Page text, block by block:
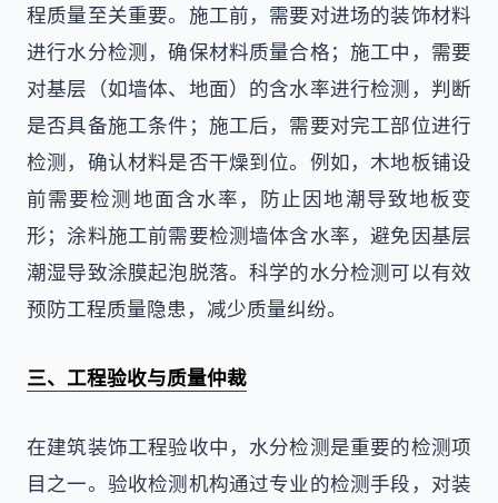
程质量至关重要。施工前，需要对进场的装饰材料
进行水分检测，确保材料质量合格；施工中，需要
对基层（如墙体、地面）的含水率进行检测，判断
是否具备施工条件；施工后，需要对完工部位进行
检测，确认材料是否干燥到位。例如，木地板铺设
前需要检测地面含水率，防止因地潮导致地板变
形；涂料施工前需要检测墙体含水率，避免因基层
潮湿导致涂膜起泡脱落。科学的水分检测可以有效
预防工程质量隐患，减少质量纠纷。
三、工程验收与质量仲裁
在建筑装饰工程验收中，水分检测是重要的检测项
目之一。验收检测机构通过专业的检测手段，对装